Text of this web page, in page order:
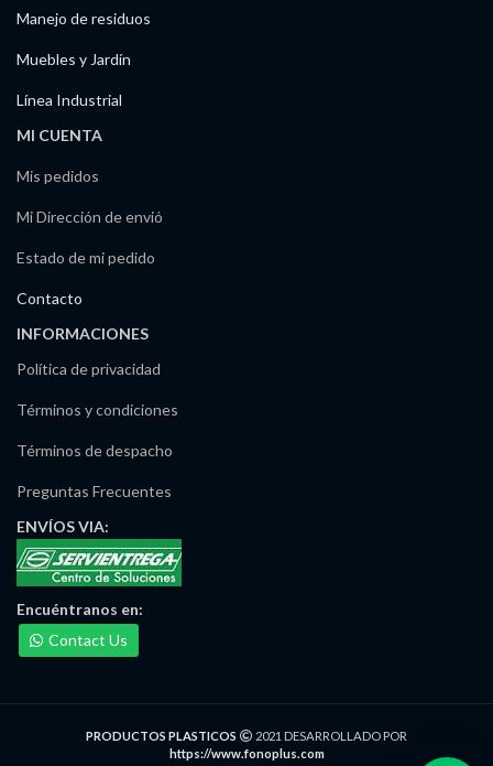
Manejo de residuos
Muebles y Jardín
Línea Industrial
MI CUENTA
Mis pedidos
Mi Dirección de envió
Estado de mi pedido
Contacto
INFORMACIONES
Política de privacidad
Términos y condiciones
Términos de despacho
Preguntas Frecuentes
ENVÍOSVIA:
Encuéntranos en:
Contact Us
PRODUCTOS PLASTICOS
2021 DESARROLLADO POR
https://www.fonoplus.com
Maria Irma Delgado